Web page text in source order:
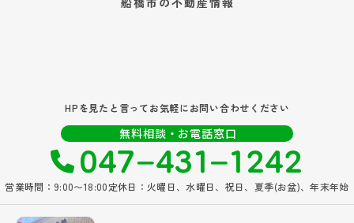
HPを見たと言ってお気軽にお問い合わせください
無料相談・お電話窓口
047‐431‐1242
営業時間：9:00〜18:00定休日：火曜日、水曜日、祝日、夏季(お盆)、年末年始